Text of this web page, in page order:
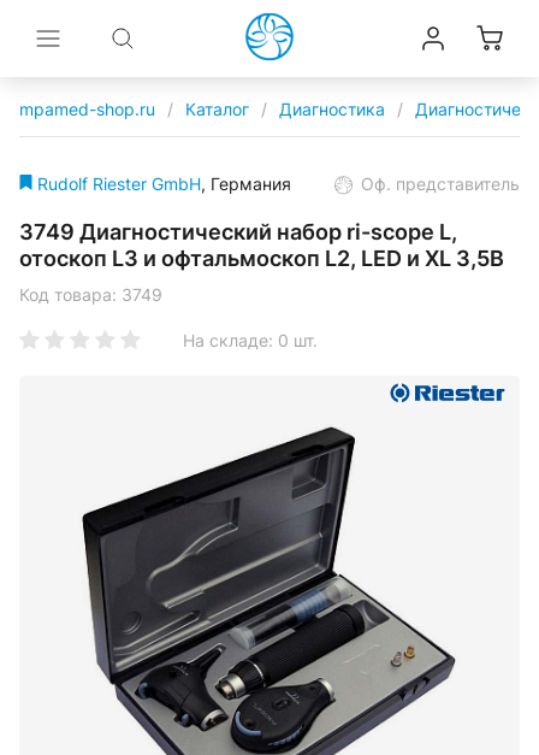
mpamed-shop.ru / Каталог / Диагностика /
Rudolf Riester GmbH, Германия Оф. представитель
3749 Диагностический набор ri-scope L,
отоскоп L3 и офтальмоскоп L2, LED и XL 3,5В
Код товара: 3749
На складе: 0 шт.
политикой обработки данных и правилами